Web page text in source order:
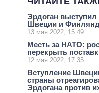
Эрдоган выступил
Швеции и
13 мая 2022, 15:49
Месть за НАТО:
перекрыть
12 мая 2022, 17:35
Вступление
страны
Эрдогана против